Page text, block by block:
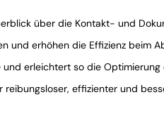
über die Kontakt- und
und erhöhen die Effizienz beim
erleichtert so die
effizienter und